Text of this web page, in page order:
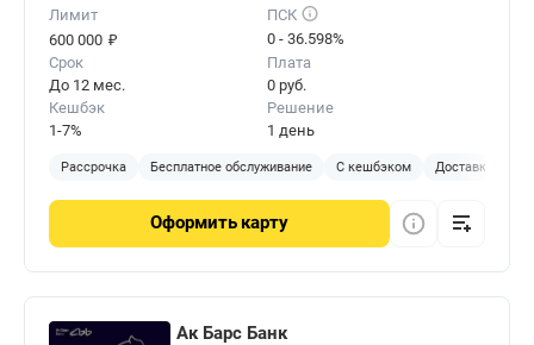
Лимит
600 000 ₽
ПСК
0 - 36.598%
Срок
До 12 мес.
Плата
0 руб.
Кешбэк
1-7%
Решение
1 день
Рассрочка Бесплатное обслуживание С кешбэком Доставка на
Оформить карту
Ак Барс Банк